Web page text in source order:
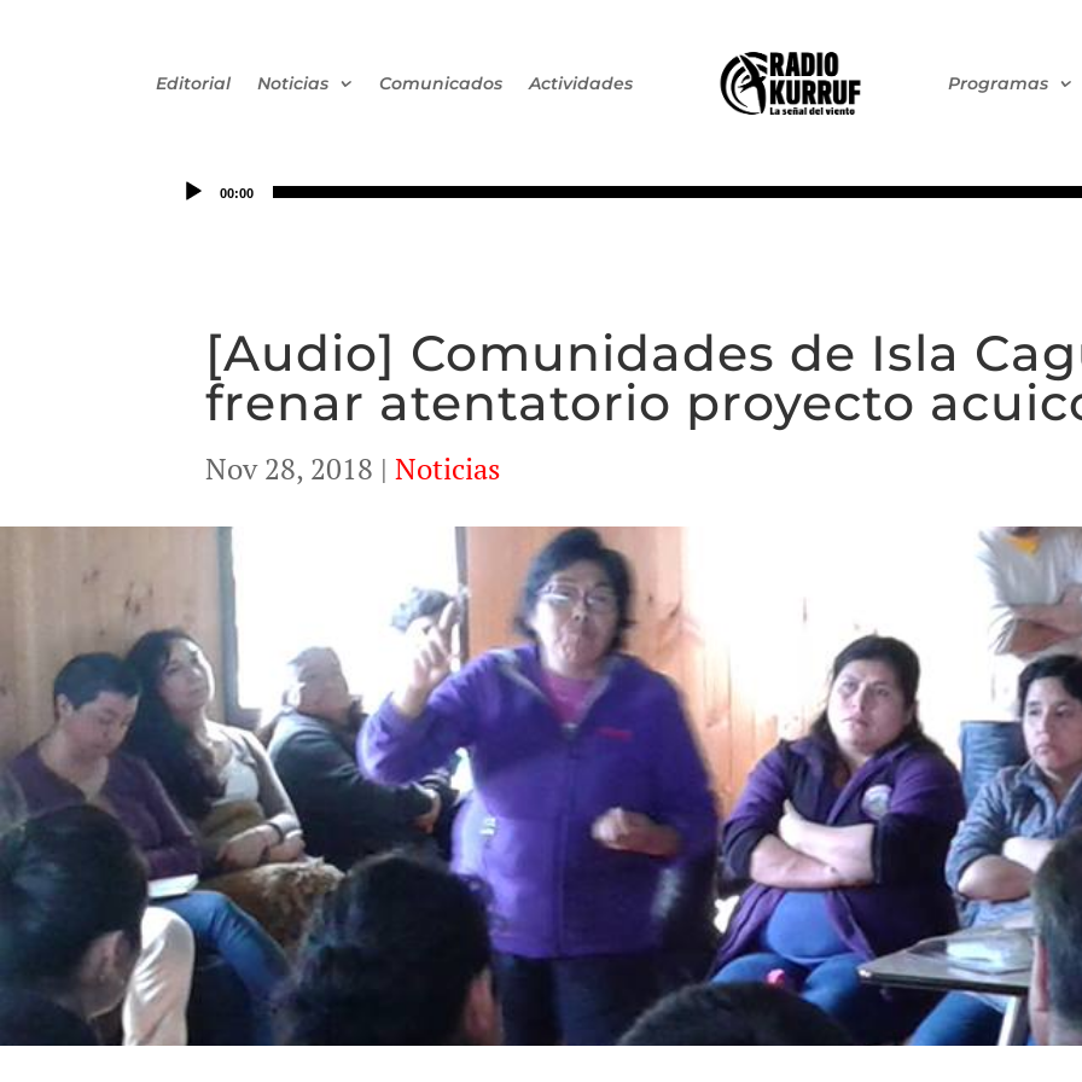
Editorial Noticias Comunicados Actividades Programas
00:00
[Audio] Comunidades de Isla
frenar atentatorio proyecto
Nov 28, 2018 |Noticias